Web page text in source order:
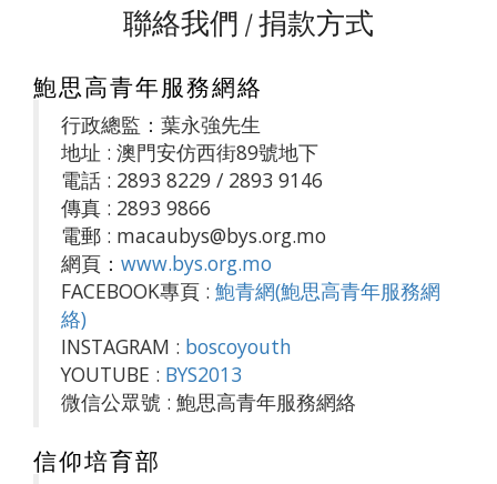
聯絡我們 / 捐款方式
鮑思高青年服務網絡
行政總監：葉永強先生
地址 : 澳門安仿西街89號地下
電話 : 2893 8229 / 2893 9146
傳真 : 2893 9866
電郵 : macaubys@bys.org.mo
網頁： www.bys.org.mo
FACEBOOK專頁 : 鮑青網(鮑思高青年服務網
絡)
INSTAGRAM : boscoyouth
YOUTUBE : BYS2013
微信公眾號 : 鮑思高青年服務網絡
信仰培育部